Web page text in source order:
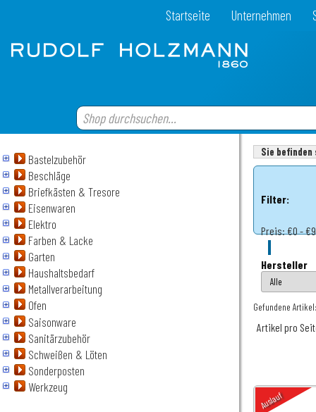
Startseite Unternehmen
Bastelzubehör
Beschläge
Briefkästen & Tresore
Eisenwaren
Elektro
Farben & Lacke
Garten
Haushaltsbedarf
Metallverarbeitung
Ofen
Saisonware
Sanitärzubehör
Schweißen & Löten
Sonderposten
Werkzeug
Sie
Filter:
Preis:€0 -
Hersteller
Gefundene
Artikel pro
Auslauf